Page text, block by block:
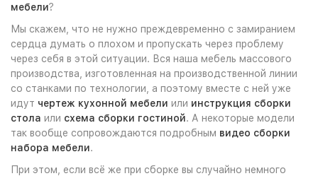
мебели?
Мы скажем, что не нужно преждевременно с замиранием
сердца думать о плохом и пропускать через проблему
через себя в этой ситуации. Вся наша мебель массового
производства, изготовленная на производственной линии
со станками по технологии, а поэтому вместе с ней уже
идут чертеж кухонной мебели или инструкция сборки
стола или схема сборки гостиной. А некоторые модели
так вообще сопровождаются подробным видео сборки
набора мебели.
При этом, если всё же при сборке вы случайно немного